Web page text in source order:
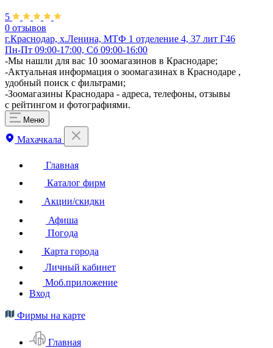
5
0 отзывов
г.Краснодар, х.Ленина, МТФ 1 отделение 4, 37 лит Г46
Пн-Пт 09:00-17:00, Сб 09:00-16:00
-Мы нашли для вас 10 зоомагазинов в Краснодаре;
-Актуальная информация о зоомагазинах в Краснодаре ,
удобный поиск с фильтрами;
-Зоомагазины Краснодара - адреса, телефоны, отзывы
с рейтингом и фотографиями.
Меню
Махачкала
Главная
Каталог фирм
Акции/скидки
Афиша
Погода
Карта города
Личный кабинет
Моб.приложение
Вход
Фирмы на карте
Главная